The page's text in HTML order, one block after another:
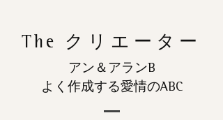
The クリエーター
アン＆アランB
よく作成する愛情のABC